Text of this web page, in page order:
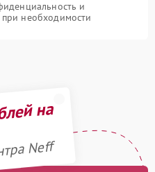
и
необходимости
на
Neff